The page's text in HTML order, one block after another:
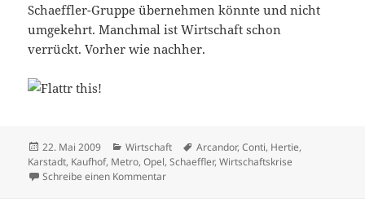
Schaeffler-Gruppe übernehmen könnte und nicht
umgekehrt. Manchmal ist Wirtschaft schon
verrückt. Vorher wie nachher.
Veröffentlicht
am
22. Mai 2009 Kategorien
Wirtschaft Schlagwörter
Arcandor,Conti, Hertie,
Karstadt, Kaufhof, Metro,Opel,Schaeffler,Wirtschaftskrise
Schreibe einen Kommentarzu Wirtschaftswoche